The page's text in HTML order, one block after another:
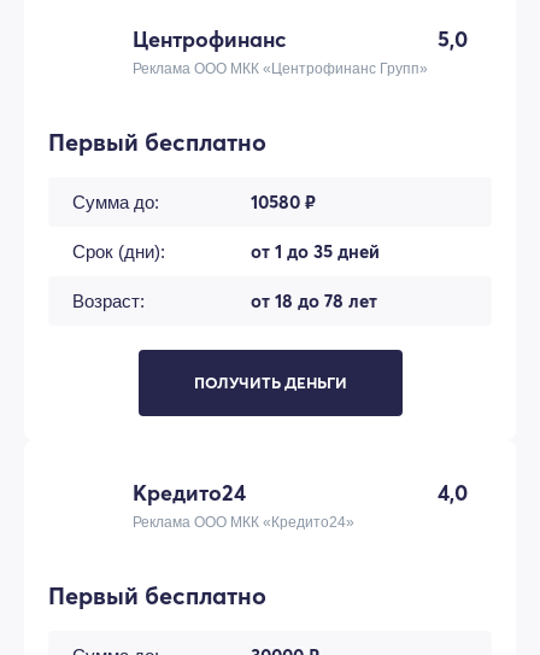
Центрофинанс 5,0
Реклама ООО МКК «Центрофинанс Групп»
Первый бесплатно
Сумма до: 10580 ₽
Срок (дни): от 1 до 35 дней
Возраст: от 18 до 78 лет
ПОЛУЧИТЬ ДЕНЬГИ
Кредито24 4,0
Реклама ООО МКК «Кредито24»
Первый бесплатно